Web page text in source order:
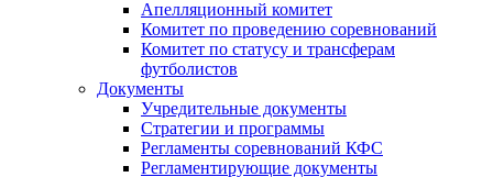
Апелляционный комитет
Комитет по проведению соревнований
Комитет по статусу и трансферам
футболистов
Документы
Учредительные документы
Стратегии и программы
Регламенты соревнований КФС
Регламентирующие документы